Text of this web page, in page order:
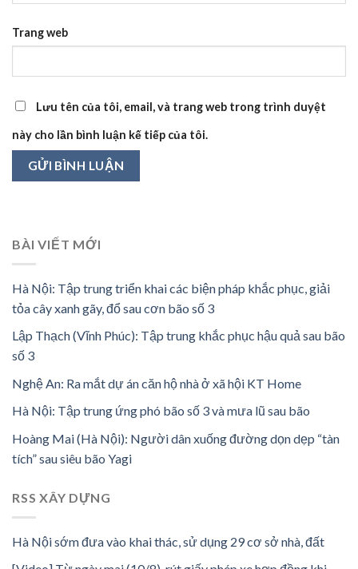
Trang web
Lưu tên của tôi, email, và trang web trong trình duyệt
này cho lần bình luận kế tiếp của tôi.
BÀI VIẾT MỚI
Hà Nội: Tập trung triển khai các biện pháp khắc phục, giải
tỏa cây xanh gãy, đổ sau cơn bão số 3
Lập Thạch (Vĩnh Phúc): Tập trung khắc phục hậu quả sau bão
số 3
Nghệ An: Ra mắt dự án căn hộ nhà ở xã hội KT Home
Hà Nội: Tập trung ứng phó bão số 3 và mưa lũ sau bão
Hoàng Mai (Hà Nội): Người dân xuống đường dọn dẹp “tàn
tích” sau siêu bão Yagi
RSS XÂY DỰNG
Hà Nội sớm đưa vào khai thác, sử dụng 29 cơ sở nhà, đất